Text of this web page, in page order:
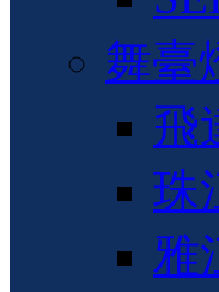
舞臺
飛
珠
雅